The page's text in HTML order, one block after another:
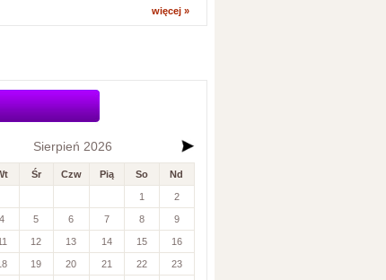
więcej »
Sierpień 2026
Śr Czw Pią So Nd
1 2
4 5 6 7 8 9
12 13 14 15 16
19 20 21 22 23